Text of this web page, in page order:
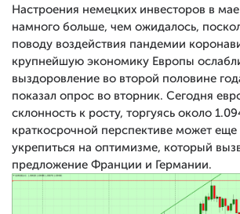
Настроения немецких инвесторов в
намного больше, чем ожидалось,
поводу воздействия пандемии
крупнейшую экономику Европы
выздоровление во второй половине
показал опрос во вторник. Сегодня
склонность к росту, торгуясь около
краткосрочной перспективе может
укрепиться на оптимизме, который
предложение Франции и Германии.